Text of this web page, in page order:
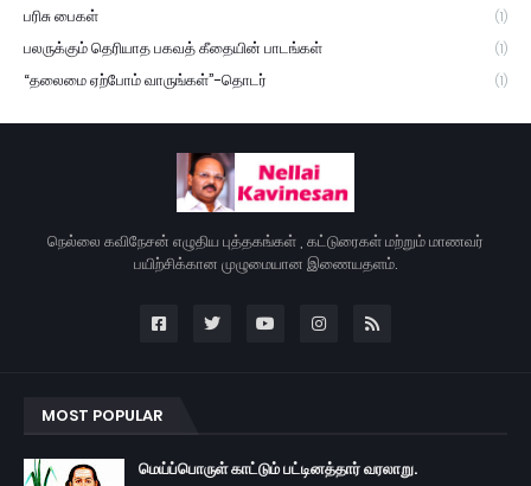
பரிசு பைகள் (1)
பலருக்கும் தெரியாத பகவத் கீதையின் பாடங்கள் (1)
“தலைமை ஏற்போம் வாருங்கள்”-தொடர் (1)
நெல்லை கவிநேசன் எழுதிய புத்தகங்கள் , கட்டுரைகள் மற்றும் மாணவர்
பயிற்சிக்கான முழுமையான இணையதளம்.
MOST POPULAR
மெய்ப்பொருள் காட்டும் பட்டினத்தார் வரலாறு.